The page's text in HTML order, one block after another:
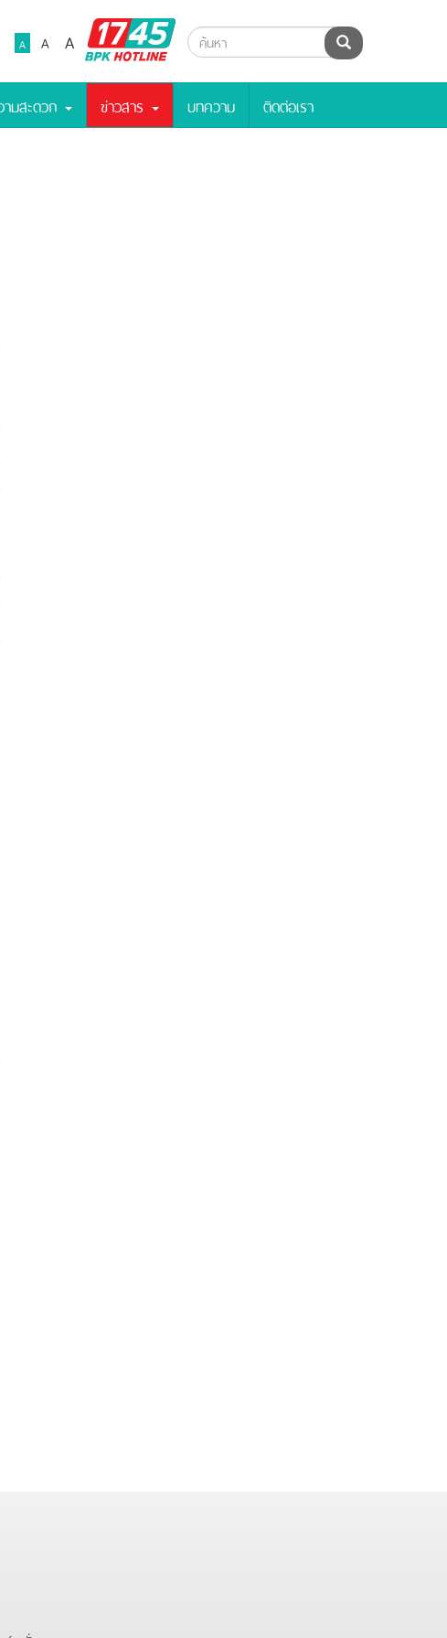
A A A
BPK
Hotline
ค้นหา
มสะดวก ข่าวสาร บทความ ติดต่อเรา